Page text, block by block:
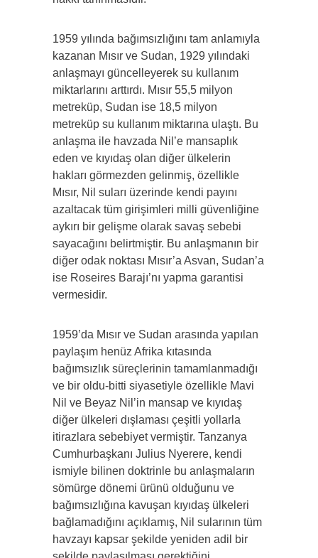
1959 yılında bağımsızlığını tam anlamıyla
kazanan Mısır ve Sudan, 1929 yılındaki
anlaşmayı güncelleyerek su kullanım
miktarlarını arttırdı. Mısır 55,5 milyon
metreküp, Sudan ise 18,5 milyon
metreküp su kullanım miktarına ulaştı. Bu
anlaşma ile havzada Nil’e mansaplık
eden ve kıyıdaş olan diğer ülkelerin
hakları görmezden gelinmiş, özellikle
Mısır, Nil suları üzerinde kendi payını
azaltacak tüm girişimleri milli güvenliğine
aykırı bir gelişme olarak savaş sebebi
sayacağını belirtmiştir. Bu anlaşmanın bir
diğer odak noktası Mısır’a Asvan, Sudan’a
ise Roseires Barajı’nı yapma garantisi
vermesidir.
1959’da Mısır ve Sudan arasında yapılan
paylaşım henüz Afrika kıtasında
bağımsızlık süreçlerinin tamamlanmadığı
ve bir oldu-bitti siyasetiyle özellikle Mavi
Nil ve Beyaz Nil’in mansap ve kıyıdaş
diğer ülkeleri dışlaması çeşitli yollarla
itirazlara sebebiyet vermiştir. Tanzanya
Cumhurbaşkanı Julius Nyerere, kendi
ismiyle bilinen doktrinle bu anlaşmaların
sömürge dönemi ürünü olduğunu ve
bağımsızlığına kavuşan kıyıdaş ülkeleri
bağlamadığını açıklamış, Nil sularının tüm
havzayı kapsar şekilde yeniden adil bir